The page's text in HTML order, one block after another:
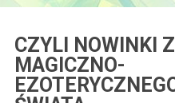
CZYLI NOWINKI Z
MAGICZNO-